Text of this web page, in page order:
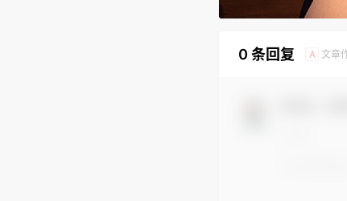
0 条回复 A 文章